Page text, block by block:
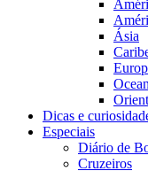
Ásia
Dicas e
Especiais
Diário de
Cruzeiros